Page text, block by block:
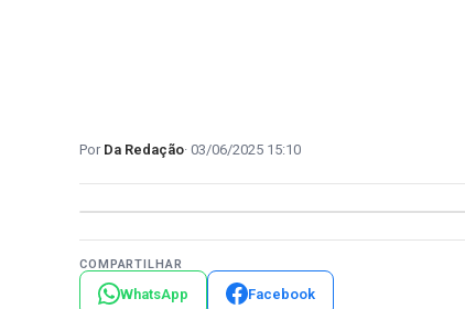
Da Redação 03/06/2025 15:10
COMPARTILHAR
WhatsApp Facebook